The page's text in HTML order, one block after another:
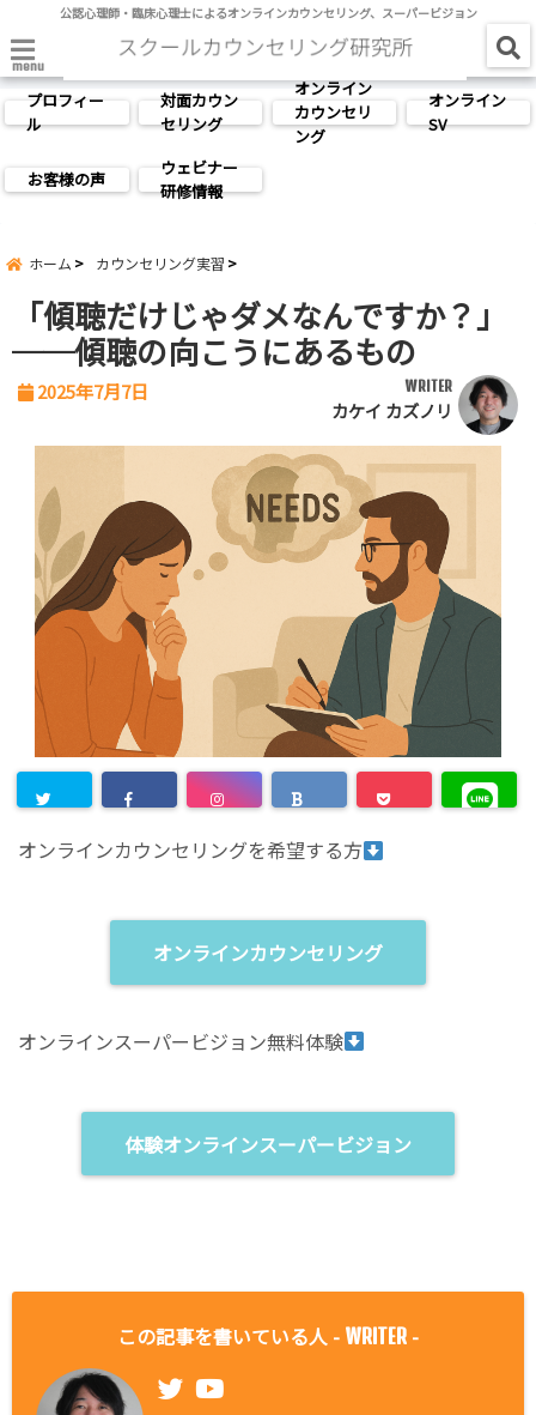
公認心理師・臨床心理士によるオンラインカウンセリング、スーパービジョン
menu
プロフィー
ル
対面カウン
セリング
オンライン
カウンセリ
ング
オンライン
SV
お客様の声
ウェビナー
研修情報
ホーム カウンセリング実習
「傾聴だけじゃダメなんですか？」
──傾聴の向こうにあるもの
2025年7月7日 WRITER
カケイ カズノリ
オンラインカウンセリングを希望する方
オンラインカウンセリング
オンラインスーパービジョン無料体験
体験オンラインスーパービジョン
この記事を書いている人 - WRITER -